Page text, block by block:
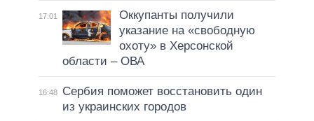
17:01
Оккупанты получили
указание на «свободную
охоту» в Херсонской
области – ОВА
16:48
Сербия поможет восстановить один
из украинских городов